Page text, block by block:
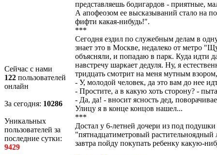
Сейчас с нами
122 пользователей
онлайн
За сегодня: 10286
Уникальных
пользователей за
последние сутки:
9429
представляешь бодигардов - приятные,
А апофеозом ее высказываний стало на
фифти какая-нибудь!".
***
Сегодня ездил по служебным делам в
знает это в Москве, недалеко от метро
объясняли, и попадаю в парк. Куда идти
навстречу шаркает дедуля. Ну, я
тридцать смотрит на меня мутным
- У, молодой человек, да это вам до нее
- Простите, а в какую хоть сторону? -
- Да, да! - вносит ясность дед,
Улицу я в конце концов нашел...
***
Достал у 6-летней дочери из под
"пятнадцатиметровый растительноядный
завтра пойду покупать ребенку какую-